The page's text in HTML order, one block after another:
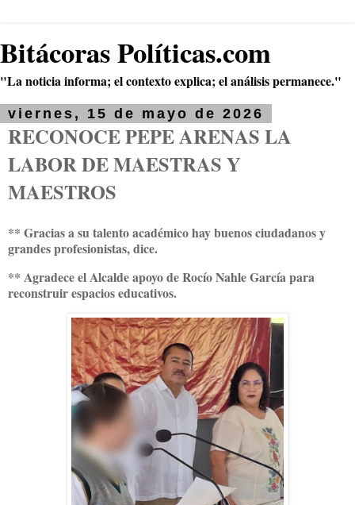
Bitácoras Políticas.com
"La noticia informa; el contexto explica; el análisis permanece."
viernes, 15 de mayo de 2026
RECONOCE PEPE ARENAS LA
LABOR DE MAESTRAS Y
MAESTROS
** Gracias a su talento académico hay buenos ciudadanos y
grandes profesionistas, dice.
** Agradece el Alcalde apoyo de Rocío Nahle García para
reconstruir espacios educativos.